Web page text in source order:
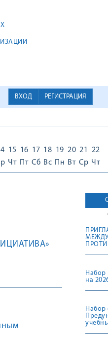
ВХОД РЕГИСТРАЦИЯ
15
Чт
16
Пт
17
Сб
18
Вс
19
Пн
20
Вт
21
Ср
22
Чт
Набор
на
Набор